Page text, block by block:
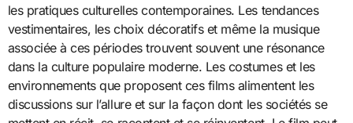
les pratiques culturelles contemporaines. Les tendances
vestimentaires, les choix décoratifs et même la musique
associée à ces périodes trouvent souvent une résonance
dans la culture populaire moderne. Les costumes et les
environnements que proposent ces films alimentent les
discussions sur l’allure et sur la façon dont les sociétés se